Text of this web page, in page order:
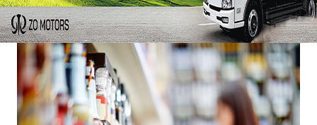
日本新华侨报 2020/4/17 11:31:01